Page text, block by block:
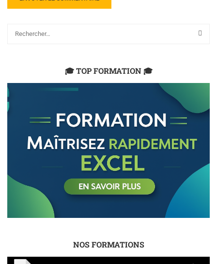
🎓 TOP FORMATION 🎓
NOS FORMATIONS